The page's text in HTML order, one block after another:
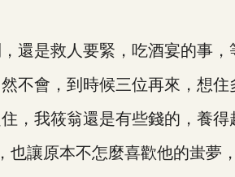
是救人要緊，吃酒宴的事，
會，到時候三位再來，想住
我筱翁還是有些錢的，養得
讓原本不怎麼喜歡他的蚩夢，